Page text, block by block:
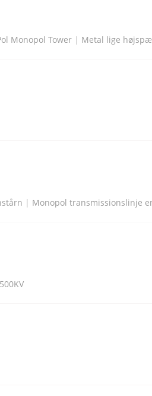
Monopol Tower | Metal lige
| Monopol transmissionslinje